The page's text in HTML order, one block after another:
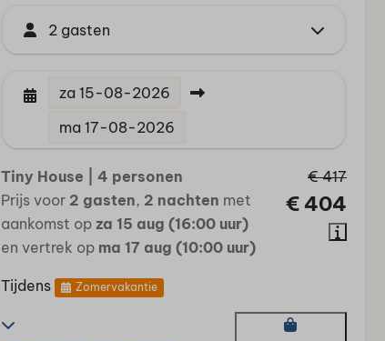
2 gasten
za 15-08-2026
ma 17-08-2026
€ 417
€ 404
Tiny House | 4 personen
Prijs voor 2 gasten, 2 nachten met
aankomst op za 15 aug (16:00 uur)
en vertrek op ma 17 aug (10:00 uur)
Tijdens Zomervakantie